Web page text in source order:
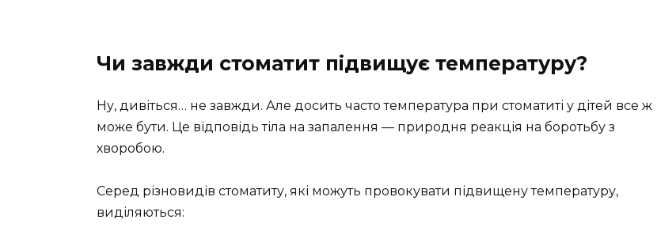
Чи завжди стоматит підвищує температуру?
Ну, дивіться… не завжди. Але досить часто температура при стоматиті у дітей все ж
може бути. Це відповідь тіла на запалення — природня реакція на боротьбу з
хворобою.
Серед різновидів стоматиту, які можуть провокувати підвищену температуру,
виділяються: